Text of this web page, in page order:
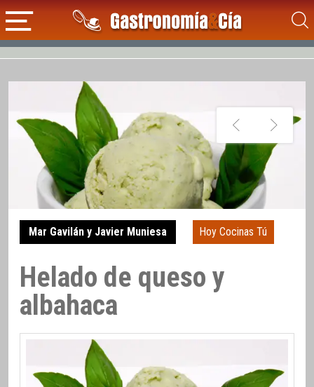
Mar Gavilán y Javier Muniesa Hoy Cocinas Tú
Helado de queso y
albahaca